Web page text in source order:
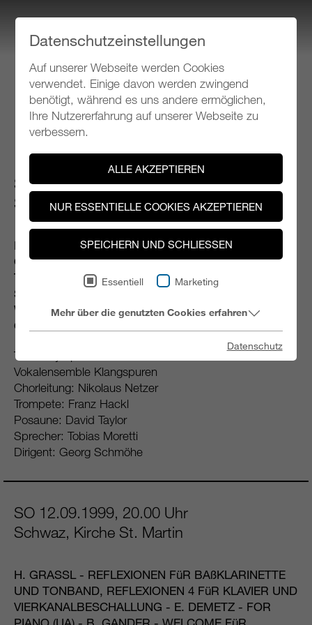
Klangspuren Schwaz
Programm 1999
SA 11.09.1999, 20.00 Uhr
Schwaz, Kirche St. Martin
K. ESTERMANN - SYMPHONIE NR.1 FüR GROßES
ORCHESTER (UA) - F. HACKL - HUNT-ERD FüR
TROMPETE, POSAUNE UND ORCHESTER (UA) - A.
SCHöNBERG - EIN ÜBERLEBENDER AUS
WARSCHAU FüR SPRECHER, MäNNERCHOR UND
ORCHSTER OP.46
Tiroler Symphonieorchester Innsbruck
Vokalensemble Klangspuren
Chorleitung: Nikolaus Netzer
Trompete: Franz Hackl
Posaune: David Taylor
Sprecher: Tobias Moretti
Dirigent: Georg Schmöhe
SO 12.09.1999, 20.00 Uhr
Schwaz, Kirche St. Martin
H. GRASSL - REFLEXIONEN FüR BAßKLARINETTE
UND TONBAND, REFLEXIONEN 4 FüR KLAVIER UND
VIERKANALBESCHALLUNG - E. DEMETZ - FOR
Datenschutzeinstellungen
Auf unserer Webseite werden Cookies
verwendet. Einige davon werden zwingend
benötigt, während es uns andere ermöglichen,
Ihre Nutzererfahrung auf unserer Webseite zu
verbessern.
ALLE AKZEPTIEREN
NUR ESSENTIELLE COOKIES AKZEPTIEREN
SPEICHERN UND SCHLIESSEN
Essentiell Marketing
Mehr über die genutzten Cookies erfahren
Datenschutz